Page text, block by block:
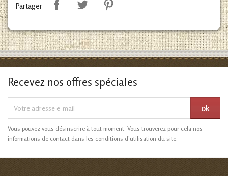
Partager
Recevez nos offres spéciales
Vous pouvez vous désinscrire à tout moment. Vous trouverez pour cela nos
informations de contact dans les conditions d'utilisation du site.